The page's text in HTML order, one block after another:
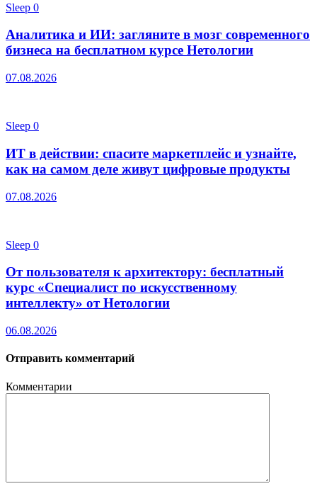
Sleep 0
Аналитика и ИИ: загляните в мозг современного
бизнеса на бесплатном курсе Нетологии
07.08.2026
Sleep 0
ИТ в действии: спасите маркетплейс и узнайте,
как на самом деле живут цифровые продукты
07.08.2026
Sleep 0
От пользователя к архитектору: бесплатный
курс «Специалист по искусственному
интеллекту» от Нетологии
06.08.2026
Отправить комментарий
Комментарии